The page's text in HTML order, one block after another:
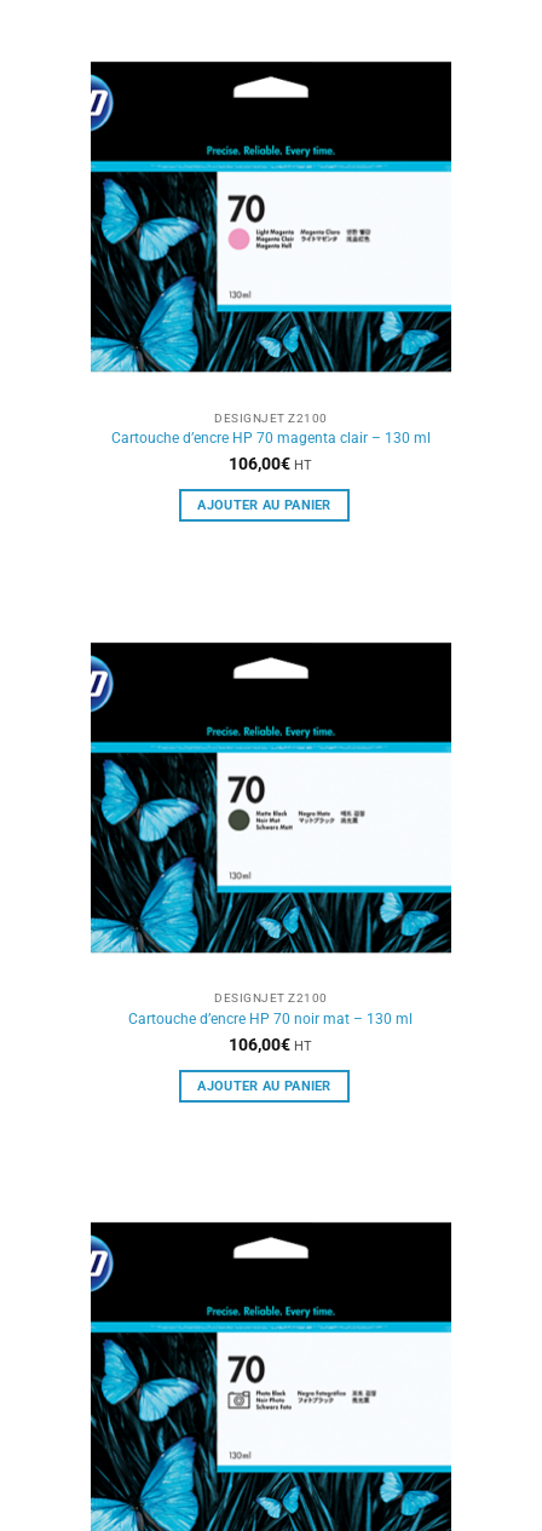
DESIGNJET Z2100
Cartouche d’encre HP 70 magenta clair – 130 ml
106,00€ HT
AJOUTER AU PANIER
DESIGNJET Z2100
Cartouche d’encre HP 70 noir mat – 130 ml
106,00€ HT
AJOUTER AU PANIER